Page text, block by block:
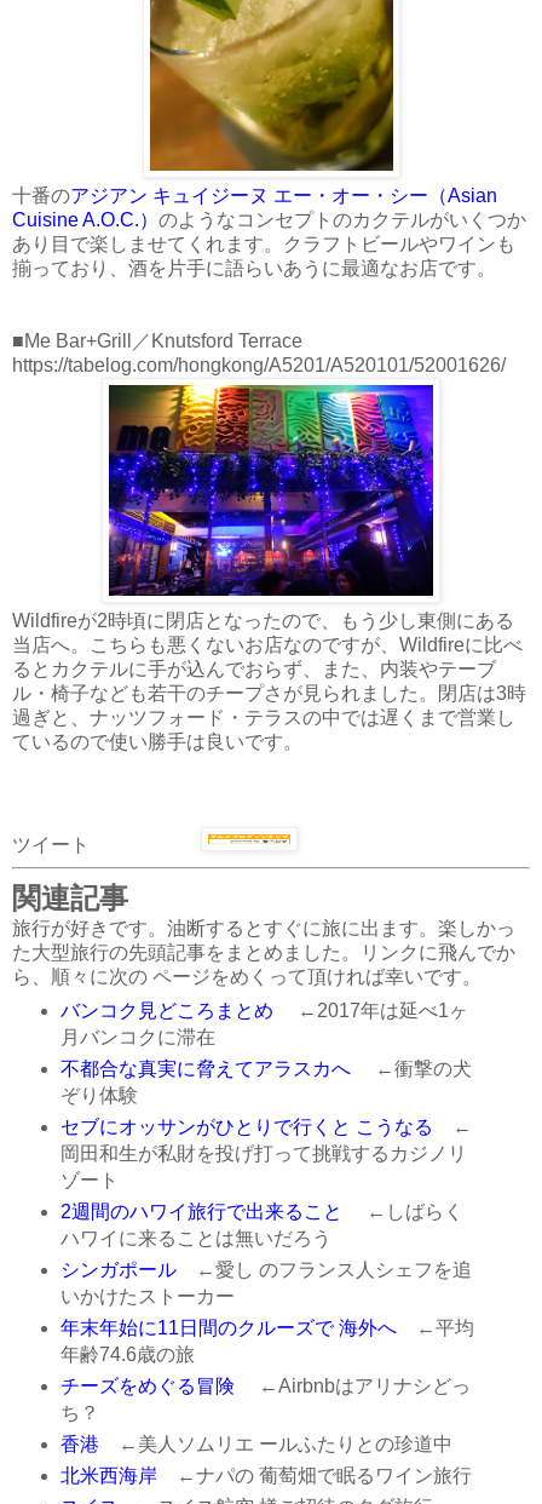
十番のアジアン キュイジーヌ エー・オー・シー（Asian
Cuisine A.O.C.） のようなコンセプトのカクテルがいくつか
あり目で楽しませてくれます。クラフトビールやワインも
揃っており、酒を片手に語らいあうに最適なお店です。
■Me Bar+Grill／Knutsford Terrace
https://tabelog.com/hongkong/A5201/A520101/52001626/
Wildfireが2時頃に閉店となったので、もう少し東側にある
当店へ。こちらも悪くないお店なのですが、Wildfireに比べ
るとカクテルに手が込んでおらず、また、内装やテーブ
ル・椅子なども若干のチープさが見られました。閉店は3時
過ぎと、ナッツフォード・テラスの中では遅くまで営業し
ているので使い勝手は良いです。
ツイート
関連記事
旅行が好きです。油断するとすぐに旅に出ます。楽しかっ
た大型旅行の先頭記事をまとめました。リンクに飛んでか
ら、順々に次の ページをめくって頂ければ幸いです。
バンコク見どころまとめ
←2017年は延べ1ヶ
月バンコクに滞在
不都合な真実に脅えてアラスカへ
←衝撃の犬
ぞり体験
セブにオッサンがひとりで行くと こうなる ←
岡田和生が私財を投げ打って挑戦するカジノリ
ゾート
2週間のハワイ旅行で出来ること
←しばらく
ハワイに来ることは無いだろう
シンガポール←愛し のフランス人シェフを追
いかけたストーカー
年末年始に11日間のクルーズで 海外へ←平均
年齢74.6歳の旅
チーズをめぐる冒険 ←Airbnbはアリナシどっ
ち？
香港 ←美人ソムリエ ールふたりとの珍道中
北米西海岸 ←ナパの 葡萄畑で眠るワイン旅行